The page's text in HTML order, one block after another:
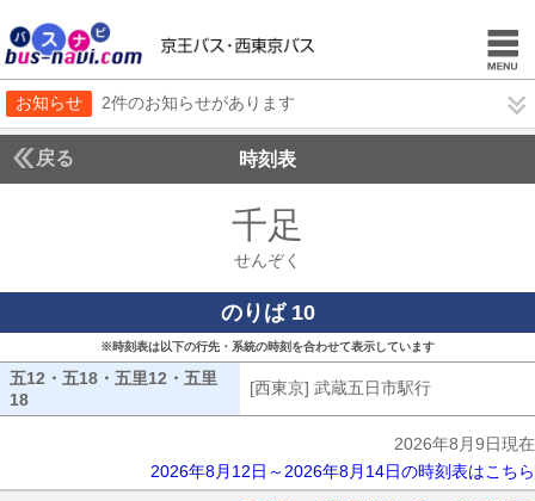
お知らせ 2件のお知らせがあります
戻る 時刻表
千足
せんぞく
のりば 10
※時刻表は以下の行先・系統の時刻を合わせて表示しています
五12・五18・五里12・五里
18 五12・五18・五里12・五里18
[西東京] 武蔵五日市駅行
2026年8月9日現在
2026年8月12日～2026年8月14日の時刻表はこちら